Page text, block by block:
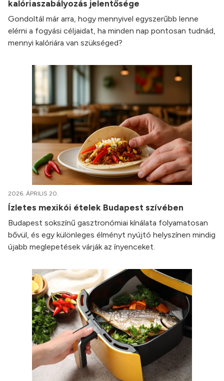
kalóriaszabályozás jelentősége
Gondoltál már arra, hogy mennyivel egyszerűbb lenne
elérni a fogyási céljaidat, ha minden nap pontosan tudnád,
mennyi kalóriára van szükséged?
2026. ÁPRILIS 20.
Ízletes mexikói ételek Budapest szívében
Budapest sokszínű gasztronómiai kínálata folyamatosan
bővül, és egy különleges élményt nyújtó helyszínen mindig
újabb meglepetések várják az ínyenceket.